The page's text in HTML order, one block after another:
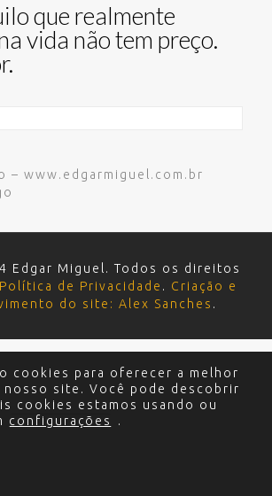
que realmente
vida não tem preço.
– www.edgarmiguel.com.br
Edgar Miguel. Todos os direitos
Política de Privacidade . Criação e
do site: Alex Sanches .
cookies para oferecer a melhor
nosso site. Você pode descobrir
cookies estamos usando ou
configurações .
GDPR Cookie Banner